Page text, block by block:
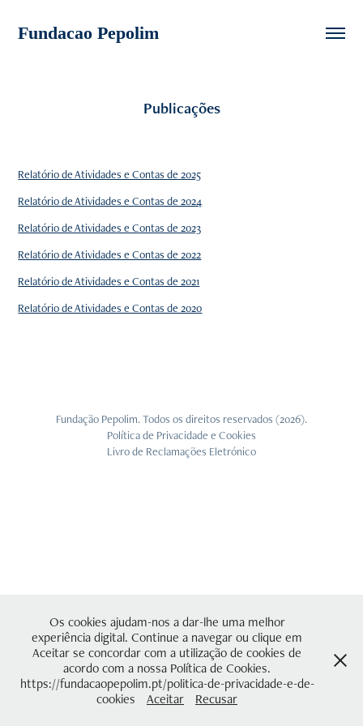
Fundacao Pepolim
Publicações
Relatório de Atividades e Contas de 2025
Relatório de Atividades e Contas de 2024
Relatório de Atividades e Contas de 2023
Relatório de Atividades e Contas de 2022
Relatório de Atividades e Contas de 2021
Relatório de Atividades e Contas de 2020
Fundação Pepolim. Todos os direitos reservados (2026).
Política de Privacidade e Cookies
Livro de Reclamações Eletrónico
Os cookies ajudam-nos a dar-lhe uma melhor
experiência digital. Continue a navegar ou clique em
Aceitar se concordar com a utilização de cookies de
acordo com a nossa Política de Cookies.
https://fundacaopepolim.pt/politica-de-privacidade-e-de-
cookies
Aceitar Recusar